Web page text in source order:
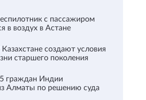
с пассажиром
в воздух в Астане
Казахстане создают условия
старшего поколения
граждан Индии
Алматы по решению суда